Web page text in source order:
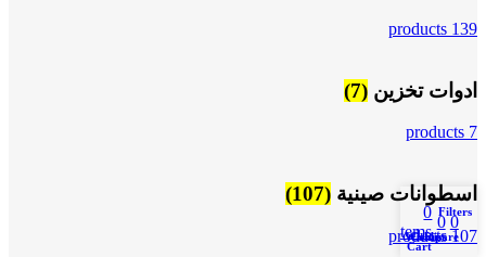
139 products
ادوات تخزين (7)
7 products
اسطوانات صينية (107)
107 products
Filters
0
Compare
0
Wishlist
0
items
Cart